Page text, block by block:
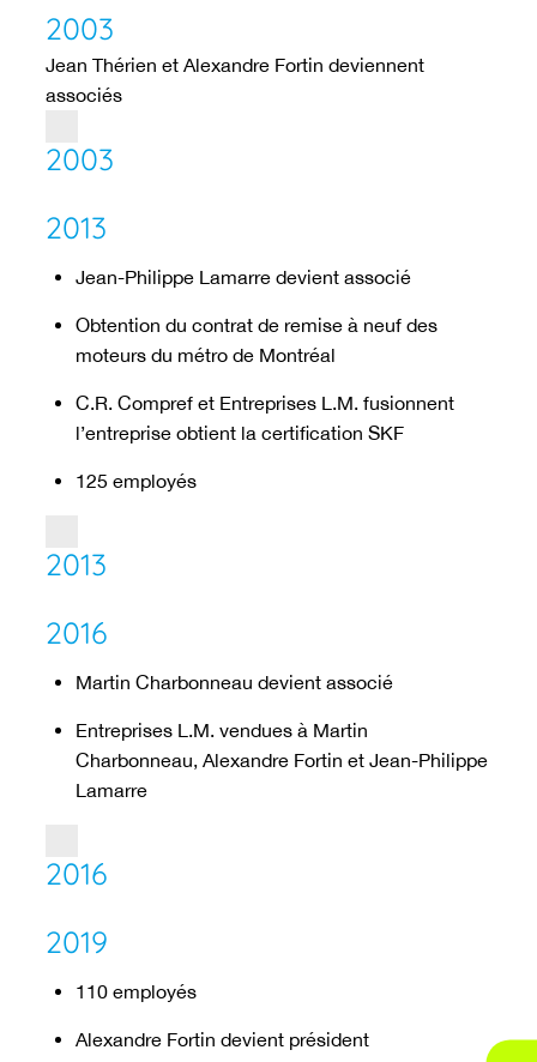
2003
Jean Thérien et Alexandre Fortin deviennent
associés
2003
2013
Jean-Philippe Lamarre devient associé
Obtention du contrat de remise à neuf des
moteurs du métro de Montréal
C.R. Compref et Entreprises L.M. fusionnent
l’entreprise obtient la certification SKF
125 employés
2013
2016
Martin Charbonneau devient associé
Entreprises L.M. vendues à Martin
Charbonneau, Alexandre Fortin et Jean-Philippe
Lamarre
2016
2019
110 employés
Alexandre Fortin devient président